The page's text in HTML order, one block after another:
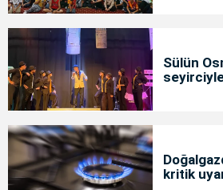
Sülün
kritik